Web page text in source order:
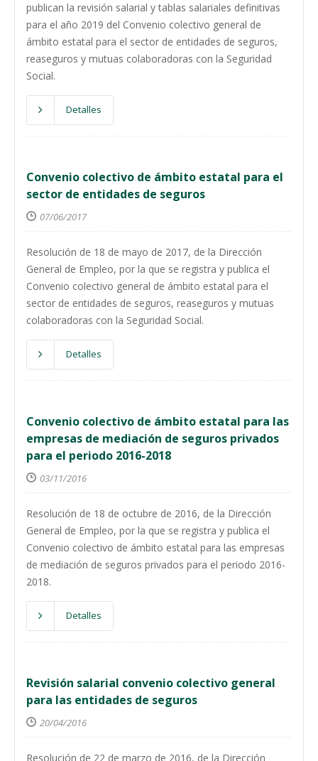
publican la revisión salarial y tablas salariales definitivas
para el año 2019 del Convenio colectivo general de
ámbito estatal para el sector de entidades de seguros,
reaseguros y mutuas colaboradoras con la Seguridad
Social.
Detalles
Convenio colectivo de ámbito estatal para el
sector de entidades de seguros
07/06/2017
Resolución de 18 de mayo de 2017, de la Dirección
General de Empleo, por la que se registra y publica el
Convenio colectivo general de ámbito estatal para el
sector de entidades de seguros, reaseguros y mutuas
colaboradoras con la Seguridad Social.
Detalles
Convenio colectivo de ámbito estatal para las
empresas de mediación de seguros privados
para el periodo 2016-2018
03/11/2016
Resolución de 18 de octubre de 2016, de la Dirección
General de Empleo, por la que se registra y publica el
Convenio colectivo de ámbito estatal para las empresas
de mediación de seguros privados para el periodo 2016-
2018.
Detalles
Revisión salarial convenio colectivo general
para las entidades de seguros
20/04/2016
Resolución de 22 de marzo de 2016, de la Dirección